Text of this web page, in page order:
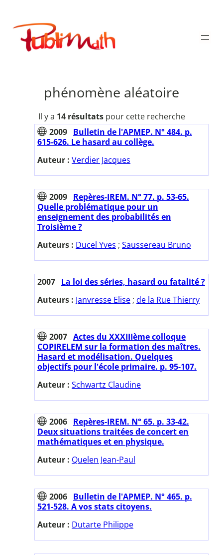
contenu
Publimath
phénomène aléatoire
Il y a 14 résultatspour cette recherche
2009 Bulletin de l'APMEP. N° 484. p.
615-626. Le hasard au collège.
Auteur : Verdier Jacques
2009 Repères-IREM. N° 77. p. 53-65.
Quelle problématique pour un
enseignement des probabilités en
Troisième ?
Auteurs : Ducel Yves ; Saussereau Bruno
2007 La loi des séries, hasard ou fatalité ?
Auteurs : Janvresse Elise ; de la Rue Thierry
2007 Actes du XXXIIIème colloque
COPIRELEM sur la formation des maîtres.
Hasard et modélisation. Quelques
objectifs pour l'école primaire. p. 95-107.
Auteur : Schwartz Claudine
2006 Repères-IREM. N° 65. p. 33-42.
Deux situations traitées de concert en
mathématiques et en physique.
Auteur : Quelen Jean-Paul
2006 Bulletin de l'APMEP. N° 465. p.
521-528. A vos stats citoyens.
Auteur : Dutarte Philippe